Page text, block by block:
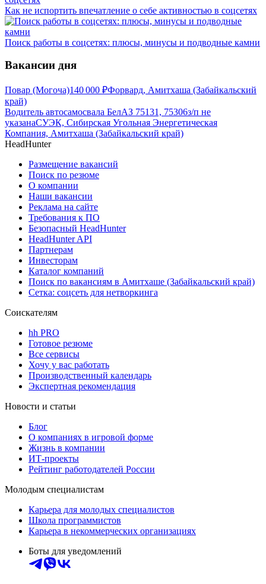
Как не испортить впечатление о себе активностью в соцсетях
Поиск работы в соцсетях: плюсы, минусы и подводные камни
Вакансии дня
Повар (Могоча)140 000 ₽Форвард, Амитхаша (Забайкальский
край)
Водитель автосамосвала БелАЗ 75131, 75306з/п не
указанаСУЭК, Сибирская Угольная Энергетическая
Компания, Амитхаша (Забайкальский край)
HeadHunter
Размещение вакансий
Поиск по резюме
О компании
Наши вакансии
Реклама на сайте
Требования к ПО
Безопасный HeadHunter
HeadHunter API
Партнерам
Инвесторам
Каталог компаний
Поиск по вакансиям в Амитхаше (Забайкальский край)
Сетка: соцсеть для нетворкинга
Соискателям
hh PRO
Готовое резюме
Все сервисы
Хочу у вас работать
Производственный календарь
Экспертная рекомендация
Новости и статьи
Блог
О компаниях в игровой форме
Жизнь в компании
ИТ-проекты
Рейтинг работодателей России
Молодым специалистам
Карьера для молодых специалистов
Школа программистов
Карьера в некоммерческих организациях
Боты для уведомлений